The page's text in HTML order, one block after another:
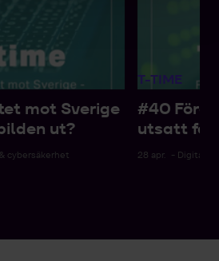
mot Sverige
ut?
cybersäkerhet
T-TIME
#40
utsatt för
28 apr. -